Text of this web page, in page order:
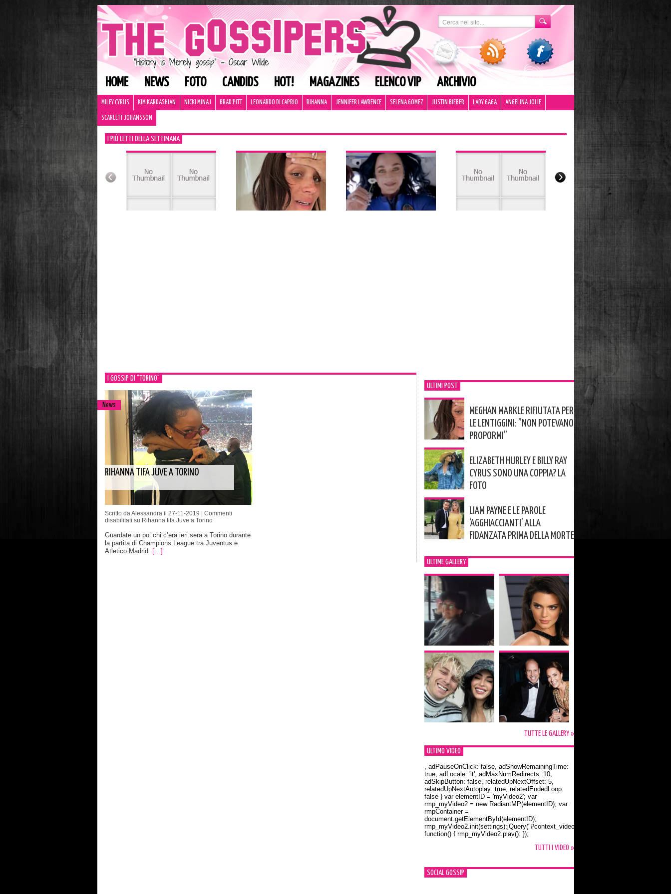
HOME NEWS FOTO CANDIDS HOT! MAGAZINES ELENCO VIP ARCHIVIO
MILEY CYRUS KIM KARDASHIAN NICKI MINAJ BRAD PITT LEONARDO DI CAPRIO RIHANNA JENNIFER LAWRENCE SELENA GOMEZ JUSTIN BIEBER LADY GAGA ANGELINA JOLIE
SCARLETT JOHANSSON
I PIÙ LETTI DELLA SETTIMANA
I GOSSIP DI "TORINO"
News
RIHANNA TIFA JUVE A TORINO
Scritto da Alessandra il 27-11-2019 | Commenti
disabilitati su Rihanna tifa Juve a Torino
Guardate un po’ chi c’era ieri sera a Torino durante
la partita di Champions League tra Juventus e
Atletico Madrid. […]
ULTIMI POST
MEGHAN MARKLE RIFIUTATA PER
LE LENTIGGINI: ”NON POTEVANO
PROPORMI”
ELIZABETH HURLEY E BILLY RAY
CYRUS SONO UNA COPPIA? LA
FOTO
LIAM PAYNE E LE PAROLE
‘AGGHIACCIANTI’ ALLA
FIDANZATA PRIMA DELLA MORTE
ULTIME GALLERY
TUTTE LE GALLERY »
ULTIMO VIDEO
Orlando Bloom e la t-shirt dedicata a Flynn
, adPauseOnClick: false, adShowRemainingTime:
true, adLocale: 'it', adMaxNumRedirects: 10,
adSkipButton: false, relatedUpNextOffset: 5,
relatedUpNextAutoplay: true, relatedEndedLoop:
false } var elementID = 'myVideo2'; var
rmp_myVideo2 = new RadiantMP(elementID); var
rmpContainer =
document.getElementById(elementID);
rmp_myVideo2.init(settings);jQuery("#context_video2").one("mouseover",
function() { rmp_myVideo2.play(); });
TUTTI I VIDEO »
SOCIAL GOSSIP